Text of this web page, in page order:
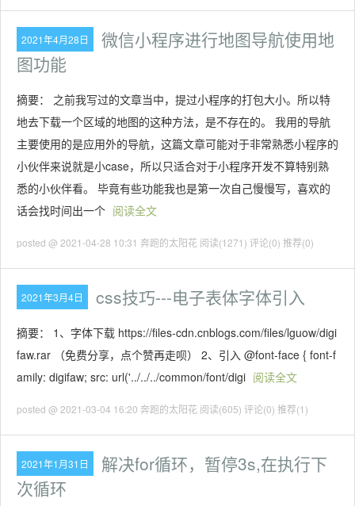
2021年4月28日
微信小程序进行地图导航使用地
图功能
摘要： 之前我写过的文章当中，提过小程序的打包大小。所以特
地去下载一个区域的地图的这种方法，是不存在的。 我用的导航
主要使用的是应用外的导航，这篇文章可能对于非常熟悉小程序的
小伙伴来说就是小case，所以只适合对于小程序开发不算特别熟
悉的小伙伴看。 毕竟有些功能我也是第一次自己慢慢写，喜欢的
话会找时间出一个 阅读全文
posted @ 2021-04-28 10:31 奔跑的太阳花 阅读(1271) 评论(0) 推荐(0)
2021年3月4日 css技巧---电子表体字体引入
摘要： 1、字体下载 https://files-cdn.cnblogs.com/files/lguow/digi
faw.rar （免费分享，点个赞再走呗） 2、引入 @font-face { font-f
amily: digifaw; src: url('../../../common/font/digi 阅读全文
posted @ 2021-03-04 16:20 奔跑的太阳花 阅读(605) 评论(0) 推荐(1)
2021年1月31日
解决for循环，暂停3s,在执行下
次循环